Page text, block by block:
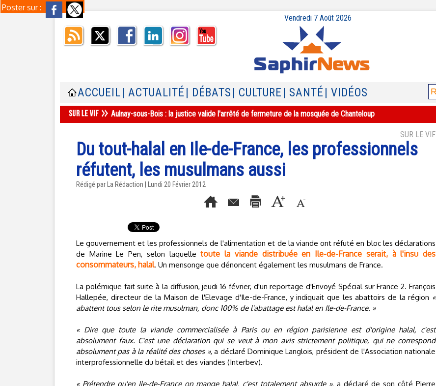
Poster sur :
Vendredi 7 Août 2026
ACCUEIL | ACTUALITÉ | DÉBATS | CULTURE | SANTÉ | VIDÉOS
Aulnay-sous-Bois : la justice valide l'arrêté de fermeture de la mosquée de Chanteloup
SUR LE VIF
Du tout-halal en Ile-de-France, les professionnels
réfutent, les musulmans aussi
Rédigé par La Rédaction | Lundi 20 Février 2012
Le gouvernement et les professionnels de l'alimentation et de la viande ont réfuté en bloc les déclarations
de Marine Le Pen, selon laquelletoute la viande distribuée en Ile-de-France serait, à l'insu des
consommateurs, halal. Un mensonge que dénoncent également les musulmans de France.
La polémique fait suite à la diffusion, jeudi 16 février, d'un reportage d'Envoyé Spécial sur France 2. François
Hallepée, directeur de la Maison de l'Elevage d'Ile-de-France, y indiquait que les abattoirs de la région «
abattent tous selon le rite musulman, donc 100% de l'abattage est halal en Ile-de-France. »
« Dire que toute la viande commercialisée à Paris ou en région parisienne est d'origine halal, c'est
absolument faux. C'est une déclaration qui se veut à mon avis strictement politique, qui ne correspond
absolument pas à la réalité des choses », a déclaré Dominique Langlois, président de l'Association nationale
interprofessionnelle du bétail et des viandes (Interbev).
« Prétendre qu'en Ile-de-France on mange halal, c'est totalement absurde », a déclaré de son côté Pierre